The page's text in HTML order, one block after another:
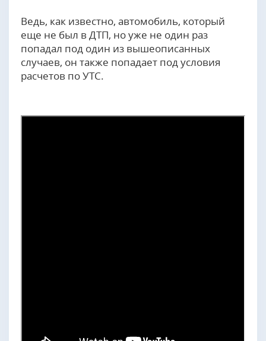
Ведь, как известно, автомобиль, который
еще не был в ДТП, но уже не один раз
попадал под один из вышеописанных
случаев, он также попадает под условия
расчетов по УТС.